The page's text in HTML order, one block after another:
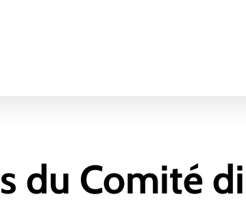
du Comité